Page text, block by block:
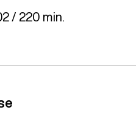
/ 220 min.